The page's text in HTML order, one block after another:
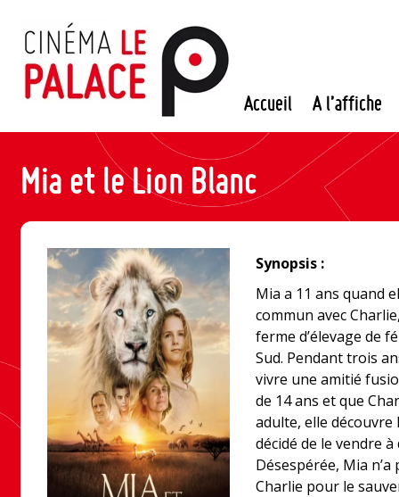
contenu
Accueil A l’affiche
Mia et le Lion Blanc
Synopsis :
Mia a 11 ans quand
commun avec
ferme d’élevage de
Sud. Pendant trois
vivre une amitié
de 14 ans et que
adulte, elle découvre
décidé de le vendre
Désespérée, Mia
Charlie pour le